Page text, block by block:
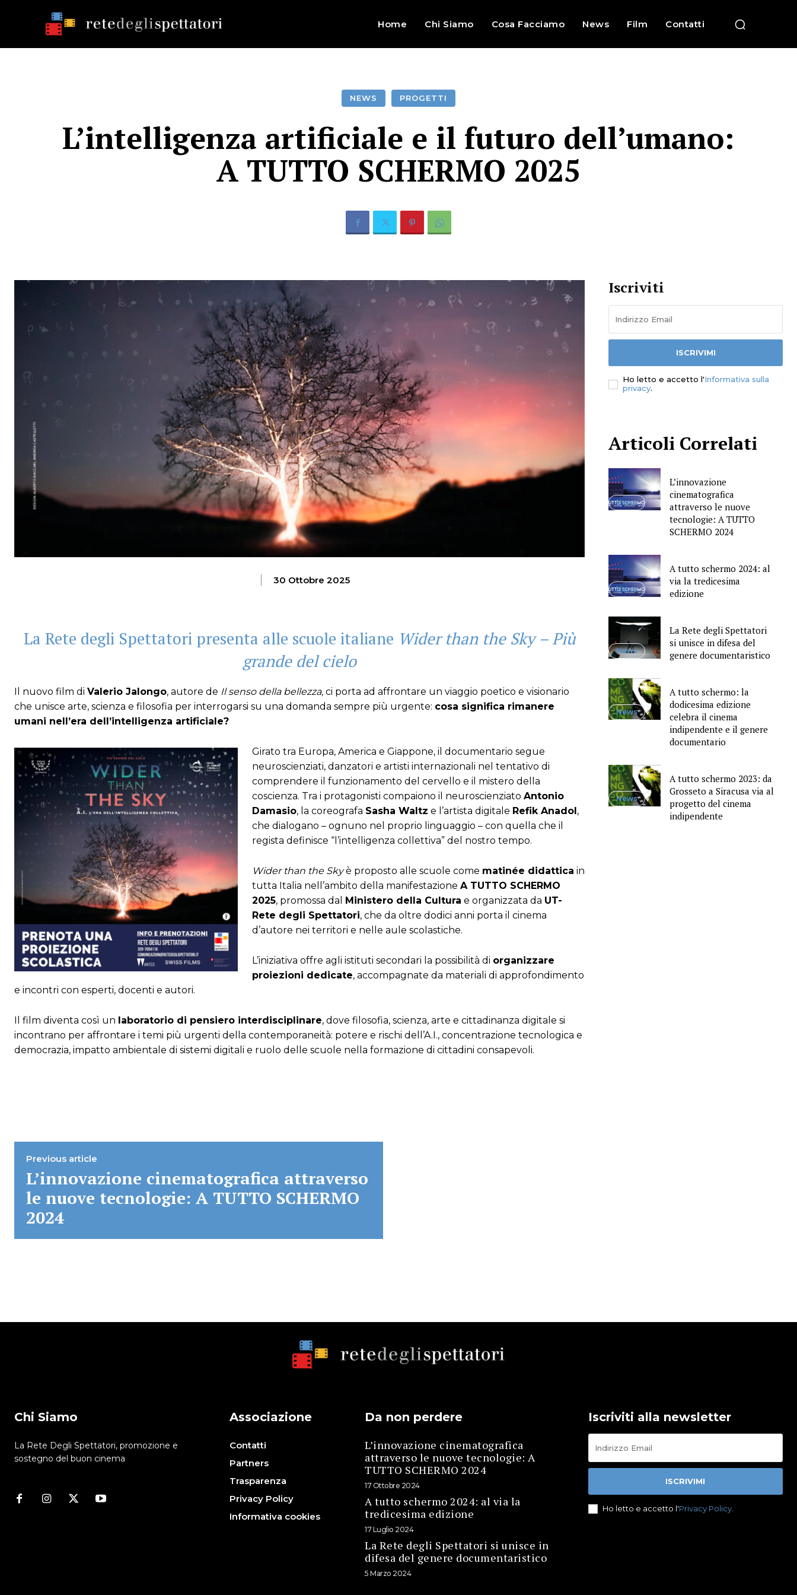
Home Chi Siamo Cosa Facciamo News Film Contatti
NEWS PROGETTI
L’intelligenza artificiale e il futuro dell’umano:
A TUTTO SCHERMO 2025
30 Ottobre 2025
La Rete degli Spettatori presenta alle scuole italiane Wider than the Sky – Più
grande del cielo
Il nuovo film di Valerio Jalongo, autore de Il senso della bellezza, ci porta ad affrontare un viaggio poetico e visionario
che unisce arte, scienza e filosofia per interrogarsi su una domanda sempre più urgente: cosa significa rimanere
umani nell’era dell’intelligenza artificiale?
Girato tra Europa, America e Giappone, il documentario segue
neuroscienziati, danzatori e artisti internazionali nel tentativo di
comprendere il funzionamento del cervello e il mistero della
coscienza. Tra i protagonisti compaiono il neuroscienziato Antonio
Damasio, la coreografa Sasha Waltz e l’artista digitale Refik Anadol ,
che dialogano – ognuno nel proprio linguaggio – con quella che il
regista definisce “l’intelligenza collettiva” del nostro tempo.
Wider than the Skyè proposto alle scuole come matinée didattica in
tutta Italia nell’ambito della manifestazione A TUTTO SCHERMO
2025, promossa dal Ministero della Cultura e organizzata da UT-
Rete degli Spettatori, che da oltre dodici anni porta il cinema
d’autore nei territori e nelle aule scolastiche.
L’iniziativa offre agli istituti secondari la possibilità di organizzare
proiezioni dedicate, accompagnate da materiali di approfondimento
e incontri con esperti, docenti e autori.
Il film diventa così un laboratorio di pensiero interdisciplinare, dove filosofia, scienza, arte e cittadinanza digitale si
incontrano per affrontare i temi più urgenti della contemporaneità: potere e rischi dell’A.I., concentrazione tecnologica e
democrazia, impatto ambientale di sistemi digitali e ruolo delle scuole nella formazione di cittadini consapevoli.
Iscriviti
ISCRIVIMI
Ho letto e accetto l'Informativa sulla
privacy.
Articoli Correlati
News
L’innovazione
cinematografica
attraverso le nuove
tecnologie: A TUTTO
SCHERMO 2024
News
A tutto schermo 2024: al
via la tredicesima
edizione
News
La Rete degli Spettatori
si unisce in difesa del
genere documentaristico
News
A tutto schermo: la
dodicesima edizione
celebra il cinema
indipendente e il genere
documentario
News
A tutto schermo 2023: da
Grosseto a Siracusa via al
progetto del cinema
indipendente
Previous article
L’innovazione cinematografica attraverso
le nuove tecnologie: A TUTTO SCHERMO
2024
Chi Siamo
La Rete Degli Spettatori, promozione e
sostegno del buon cinema
Associazione
Contatti
Partners
Trasparenza
Privacy Policy
Informativa cookies
Da non perdere
L’innovazione cinematografica
attraverso le nuove tecnologie: A
TUTTO SCHERMO 2024
17 Ottobre 2024
A tutto schermo 2024: al via la
tredicesima edizione
17 Luglio 2024
La Rete degli Spettatori si unisce in
difesa del genere documentaristico
5 Marzo 2024
Iscriviti alla newsletter
ISCRIVIMI
Ho letto e accetto l'Privacy Policy.